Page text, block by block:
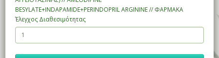
BESYLATE+INDAPAMIDE+PERINDOPRIL ARGININE // ΦΑΡΜΑΚΑ
Έλεγχος Διαθεσιμότητας